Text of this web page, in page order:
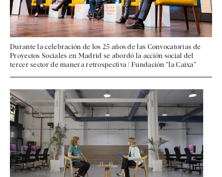
Durante la celebración de los 25 años de las Convocatorias de
Proyectos Sociales en Madrid se abordó la acción social del
tercer sector de manera retrospectiva |Fundación ”la Caixa”